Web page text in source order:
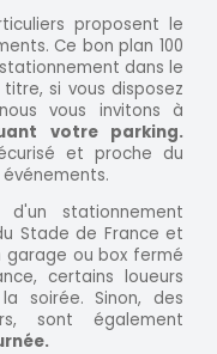
proposent le
Ce bon plan 100
dans le
si vous disposez
vous invitons à
votre parking.
et proche du
stationnement
Stade de France et
garage ou box fermé
certains loueurs
soirée. Sinon, des
sont également